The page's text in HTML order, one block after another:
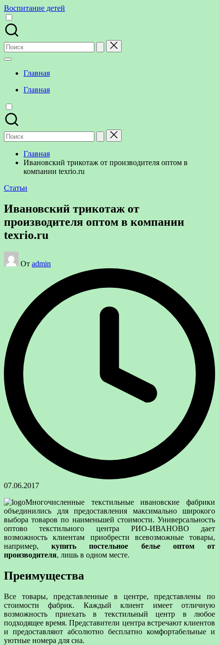
Перейти
к
содержимому
Воспитание детей
Поиск
для:
Главная
Главная
Поиск
для:
Главная
Ивановский трикотаж от производителя оптом в
компании texrio.ru
Опубликовано
Статьи
Ивановский трикотаж от
производителя оптом в компании
texrio.ru
Запись
от
От admin
07.06.2017
Многочисленные текстильные ивановские фабрики
объединились для предоставления максимально широкого
выбора товаров по наименьшей стоимости. Универсальность
оптово текстильного центра РИО-ИВАНОВО дает
возможность клиентам приобрести всевозможные товары,
например,купить постельное белье оптом от
производителя, лишь в одном месте.
Преимущества
Все товары, представленные в центре, представлены по
стоимости фабрик. Каждый клиент имеет отличную
возможность приехать в текстильный центр в любое
подходящее время. Представители центра встречают клиентов
и предоставляют абсолютно бесплатно комфортабельные и
уютные номера для сна.